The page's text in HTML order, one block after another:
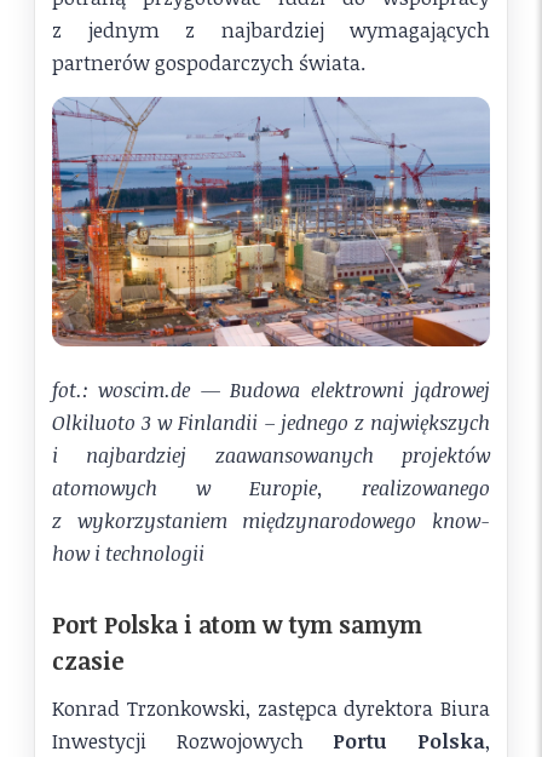
z jednym z najbardziej wymagających
partnerów gospodarczych świata.
fot.: woscim.de — Budowa elektrowni jądrowej
Olkiluoto 3 w Finlandii – jednego z największych
i najbardziej zaawansowanych projektów
atomowych w Europie, realizowanego
z wykorzystaniem międzynarodowego know-
how i technologii
Port Polska i atom w tym samym
czasie
Konrad Trzonkowski, zastępca dyrektora Biura
Inwestycji Rozwojowych Portu Polska,